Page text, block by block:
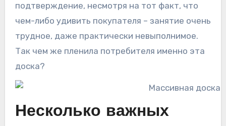
подтверждение, несмотря на тот факт, что
чем-либо удивить покупателя – занятие очень
трудное, даже практически невыполнимое.
Так чем же пленила потребителя именно эта
доска?
Несколько важных